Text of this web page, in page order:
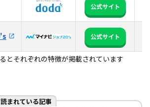
公式サイト
公式サイト
とそれぞれの特徴が掲載されています
まれている記事